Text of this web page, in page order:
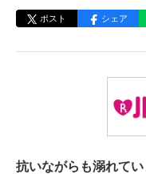
ポスト シェア
抗いながらも溺れて